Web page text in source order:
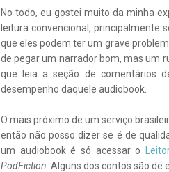
No todo, eu gostei muito da minha
leitura convencional, principalmente
que eles podem ter um grave
de pegar um narrador bom, mas um
que leia a seção de comentários
desempenho daquele audiobook.
O mais próximo de um serviço
então não posso dizer se é de
um audiobook é só acessar o
PodFiction . Alguns dos contos são